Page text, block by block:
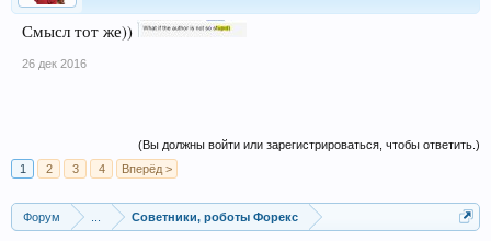
Смысл тот же))
26 дек 2016
(Вы должны войти или зарегистрироваться, чтобы ответить.)
1
2 3 4 Вперёд >
Форум Советники, роботы Форекс